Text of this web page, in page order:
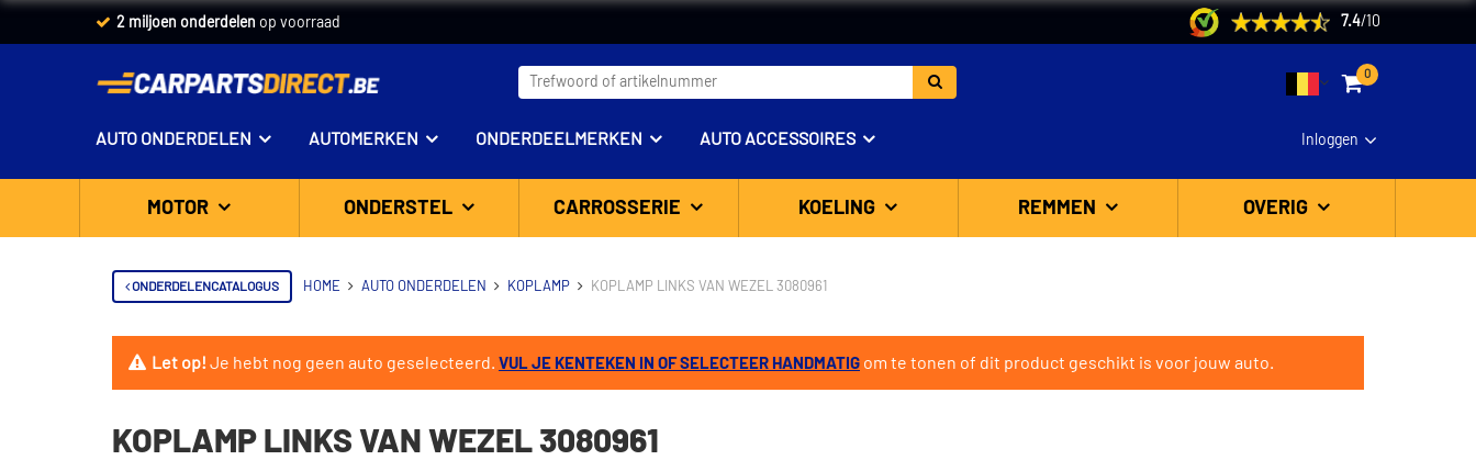
2 miljoen onderdelen op voorraad 7.4/ 10
0
Inloggen
AUTO ONDERDELEN AUTOMERKEN ONDERDEELMERKEN AUTO ACCESSOIRES
MOTOR ONDERSTEL CARROSSERIE KOELING REMMEN OVERIG
ONDERDELENCATALOGUS HOME AUTO ONDERDELEN KOPLAMP KOPLAMP LINKS VAN WEZEL 3080961
Let op!Je hebt nog geen auto geselecteerd. VUL JE KENTEKEN IN OF SELECTEER HANDMATIG om te tonen of dit product geschikt is voor jouw auto.
KOPLAMP LINKS VAN WEZEL 3080961